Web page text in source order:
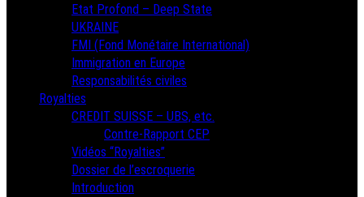
Etat Profond – Deep State
UKRAINE
FMI (Fond Monétaire International)
Immigration en Europe
Responsabilités civiles
Royalties
CREDIT SUISSE – UBS, etc.
Contre-Rapport CEP
Vidéos “Royalties”
Dossier de l’escroquerie
Introduction